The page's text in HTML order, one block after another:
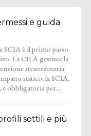
e guida
è obbligatoria per...
sottili e più